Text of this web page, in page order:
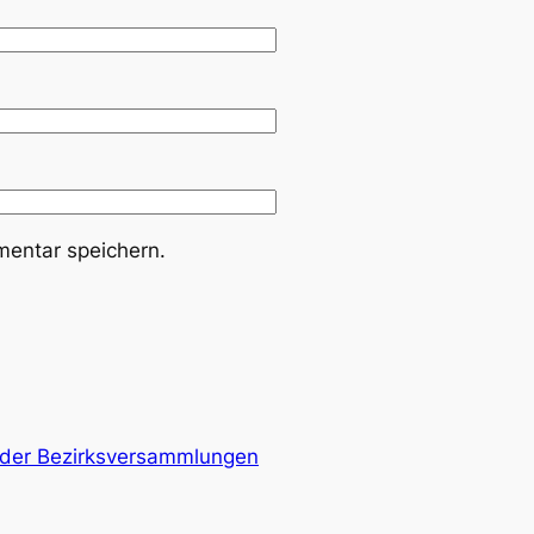
speichern.
Bezirks­ver­samm­lun­gen